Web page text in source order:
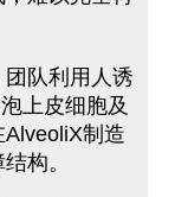
队利用人诱
上皮细胞及
制造
构。